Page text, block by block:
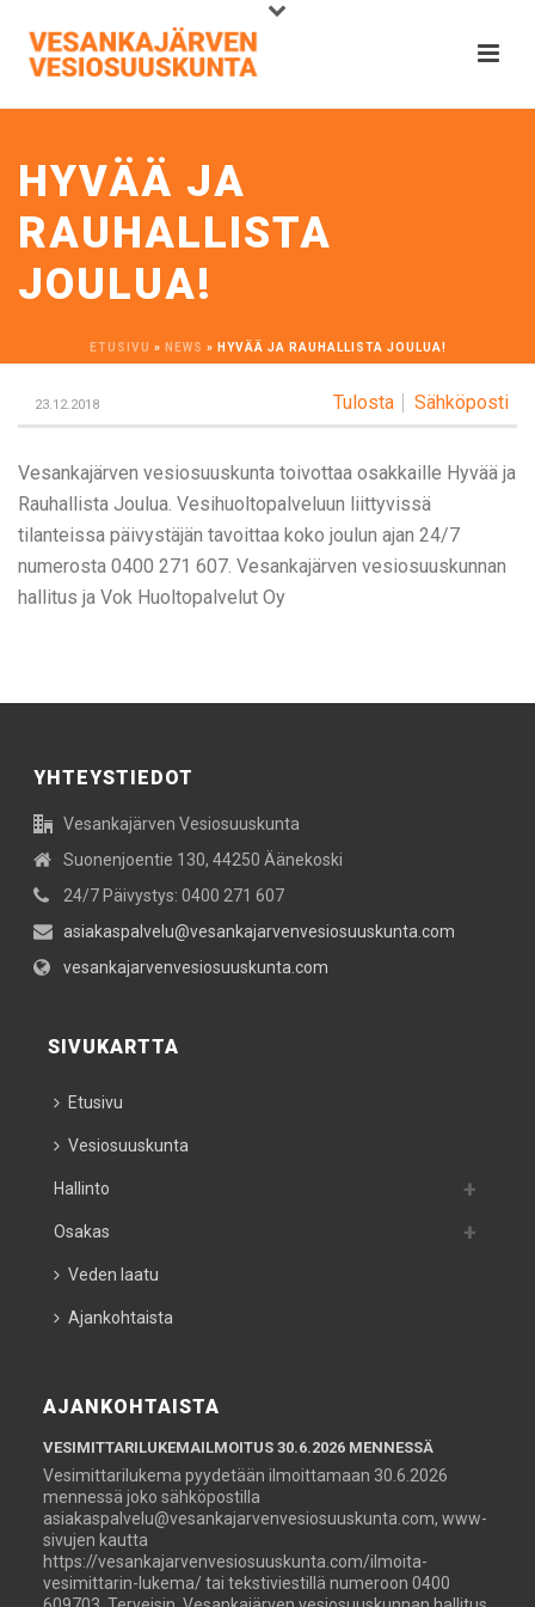
HYVÄÄ JA
RAUHALLISTA
JOULUA!
ETUSIVU » NEWS » HYVÄÄ JA RAUHALLISTA JOULUA!
Tulosta Sähköposti
23.12.2018
Vesankajärven vesiosuuskunta toivottaa osakkaille Hyvää ja
Rauhallista Joulua. Vesihuoltopalveluun liittyvissä
tilanteissa päivystäjän tavoittaa koko joulun ajan 24/7
numerosta 0400 271 607. Vesankajärven vesiosuuskunnan
hallitus ja Vok Huoltopalvelut Oy
YHTEYSTIEDOT
Vesankajärven Vesiosuuskunta
Suonenjoentie 130, 44250 Äänekoski
24/7 Päivystys: 0400 271 607
asiakaspalvelu@vesankajarvenvesiosuuskunta.com
vesankajarvenvesiosuuskunta.com
SIVUKARTTA
Etusivu
Vesiosuuskunta
Hallinto
Osakas
Veden laatu
Ajankohtaista
AJANKOHTAISTA
VESIMITTARILUKEMAILMOITUS 30.6.2026 MENNESSÄ
Vesimittarilukema pyydetään ilmoittamaan 30.6.2026
mennessä joko sähköpostilla
asiakaspalvelu@vesankajarvenvesiosuuskunta.com, www-
sivujen kautta
https://vesankajarvenvesiosuuskunta.com/ilmoita-
vesimittarin-lukema/ tai tekstiviestillä numeroon 0400